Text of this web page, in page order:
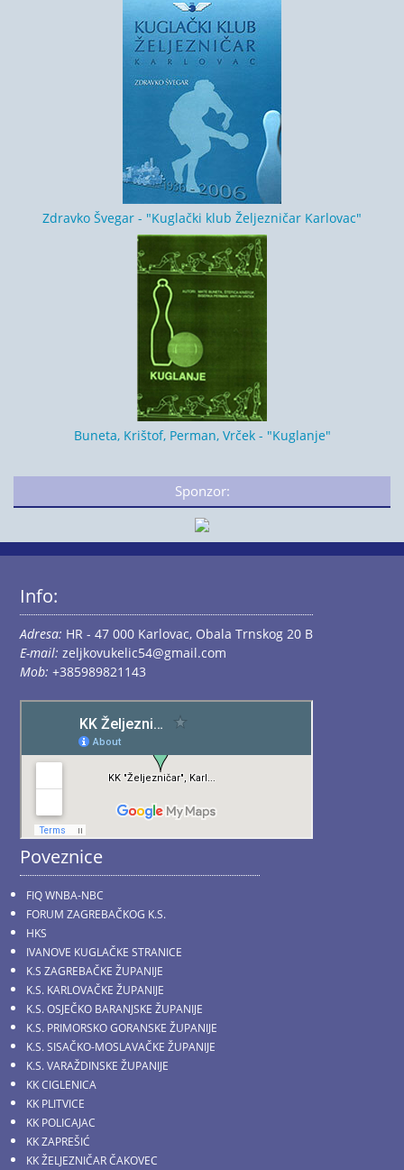
Zdravko Švegar - "Kuglački klub Željezničar Karlovac"
Buneta, Krištof, Perman, Vrček - "Kuglanje"
Sponzor:
Info:
Adresa: HR - 47 000 Karlovac, Obala Trnskog 20 B
E-mail: zeljkovukelic54@gmail.com
Mob: +385989821143
Poveznice
FIQ WNBA-NBC
FORUM ZAGREBAČKOG K.S.
HKS
IVANOVE KUGLAČKE STRANICE
K.S ZAGREBAČKE ŽUPANIJE
K.S. KARLOVAČKE ŽUPANIJE
K.S. OSJEČKO BARANJSKE ŽUPANIJE
K.S. PRIMORSKO GORANSKE ŽUPANIJE
K.S. SISAČKO-MOSLAVAČKE ŽUPANIJE
K.S. VARAŽDINSKE ŽUPANIJE
KK CIGLENICA
KK PLITVICE
KK POLICAJAC
KK ZAPREŠIĆ
KK ŽELJEZNIČAR ČAKOVEC